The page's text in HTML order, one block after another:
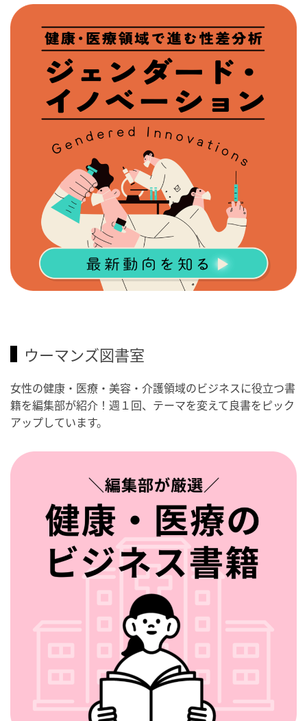
ウーマンズ図書室
女性の健康・医療・美容・介護領域のビジネスに役立つ書
籍を編集部が紹介！週１回、テーマを変えて良書をピック
アップしています。